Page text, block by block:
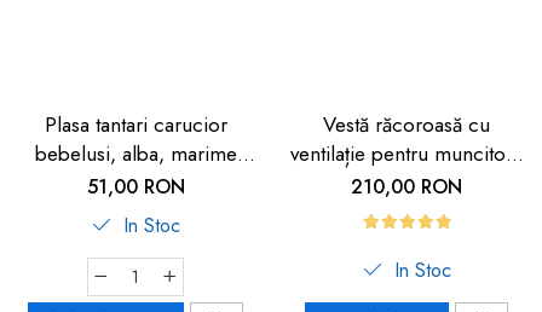
Plasa tantari carucior
bebelusi, alba, marime
universala, Reer BiteSafe
51,00 RON
In Stoc
Vestă răcoroasă cu
ventilație pentru muncitori,
sportivi și HORECA
210,00 RON
In Stoc